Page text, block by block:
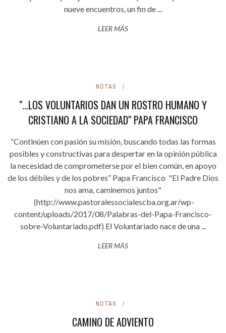
nueve encuentros, un fin de ...
LEER MÁS
NOTAS
"...LOS VOLUNTARIOS DAN UN ROSTRO HUMANO Y
CRISTIANO A LA SOCIEDAD" PAPA FRANCISCO
“Continúen con pasión su misión, buscando todas las formas
posibles y constructivas para despertar en la opinión pública
la necesidad de comprometerse por el bien común, en apoyo
de los débiles y de los pobres” Papa Francisco "El Padre Dios
nos ama, caminemos juntos"
(http://www.pastoralessocialescba.org.ar/wp-
content/uploads/2017/08/Palabras-del-Papa-Francisco-
sobre-Voluntariado.pdf) El Voluntariado nace de una ...
LEER MÁS
NOTAS
CAMINO DE ADVIENTO